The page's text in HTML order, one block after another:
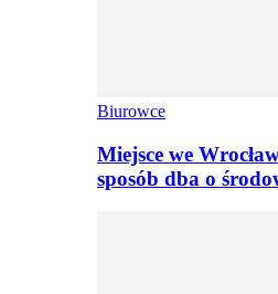
Biurowce
Miejsce we
sposób dba o